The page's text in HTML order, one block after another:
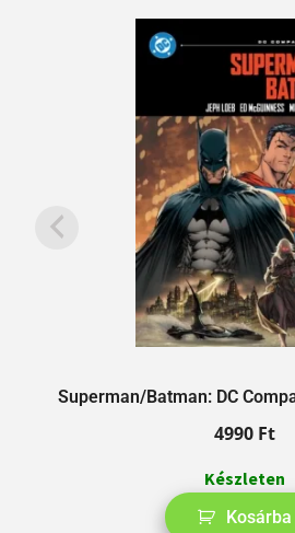
Superman/Batman: DC
4990 Ft
Készleten
Kosárba